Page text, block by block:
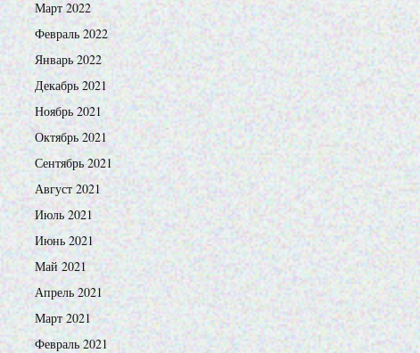
Март 2022
Февраль 2022
Январь 2022
Декабрь 2021
Ноябрь 2021
Октябрь 2021
Сентябрь 2021
Август 2021
Июль 2021
Июнь 2021
Май 2021
Апрель 2021
Март 2021
Февраль 2021